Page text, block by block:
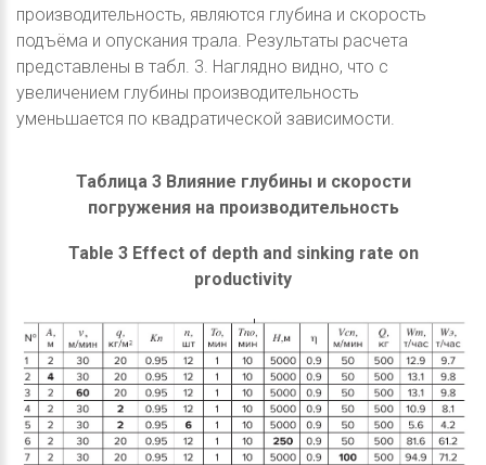
производительность, являются глубина и скорость
подъёма и опускания трала. Результаты расчета
представлены в табл. 3. Наглядно видно, что с
увеличением глубины производительность
уменьшается по квадратической зависимости.
Таблица 3 Влияние глубины и скорости
погружения на производительность
Table 3 Effect of depth and sinking rate on
productivity